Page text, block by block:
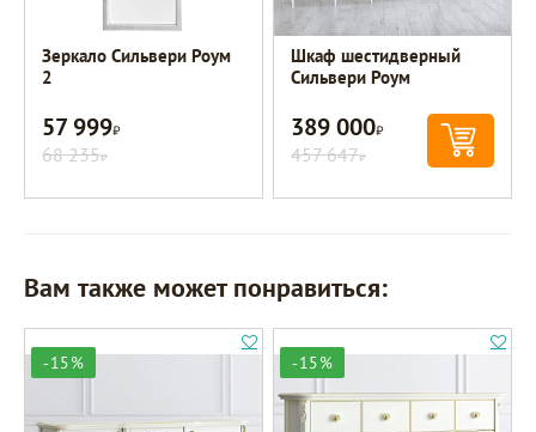
Зеркало Сильвери Роум
2
57 999Р
68 235Р
Шкаф шестидверный
Сильвери Роум
389 000Р
457 647Р
Вам также может понравиться:
-15% -15%